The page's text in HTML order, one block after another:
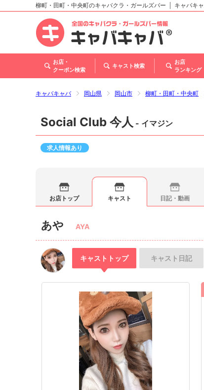
北海道
東北
甲信越・北陸
関西
柳町・田町・中央町のキャバクラ・ガールズバー キャバキ
お店・
クーポン検索
キャスト検索
お店
ランキング
キャバキャバ 岡山県 岡山市 柳町・田町・中央町
Social Club 今人 - イマジン
求人情報あり
お店トップ キャスト 日記・動画
あや AYA
キャスト トップ キャスト 日記